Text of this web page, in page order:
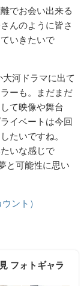
でお会い出来る
んのように皆さ
いきたいで
河ドラマに出て
ーも。まだまだ
て映像や舞台
イベートは今回
たいですね。
いな感じで
と可能性に思い
ント）
フォトギャラ